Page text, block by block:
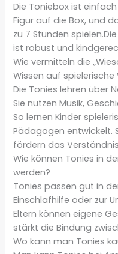
Die Toniebox ist
Figur auf die Box, und
zu 7 Stunden
ist robust und
Wie vermitteln die
Wissen auf spielerische
Die Tonies lehren über
Sie nutzen Musik,
So lernen Kinder
Pädagogen entwickelt.
fördern das
Wie können Tonies in
werden?
Tonies passen gut in
Einschlafhilfe oder zur
Eltern können eigene
stärkt die Bindung
Wo kann man Tonies